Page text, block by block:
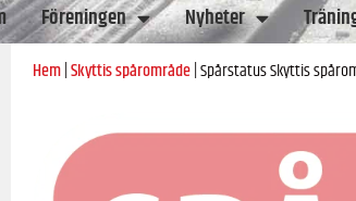
Föreningen Nyheter
Hem|Skyttis spårområde|Spårstatus Skyttis